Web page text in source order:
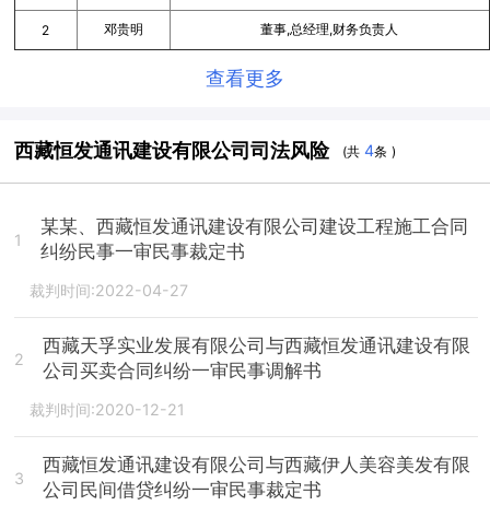
2 邓贵明 董事,总经理,财务负责人
查看更多
西藏恒发通讯建设有限公司司法风险 (共4条 )
1
某某、西藏恒发通讯建设有限公司建设工程施工合同
纠纷民事一审民事裁定书
裁判时间:2022-04-27
2
西藏天孚实业发展有限公司与西藏恒发通讯建设有限
公司买卖合同纠纷一审民事调解书
裁判时间:2020-12-21
3
西藏恒发通讯建设有限公司与西藏伊人美容美发有限
公司民间借贷纠纷一审民事裁定书